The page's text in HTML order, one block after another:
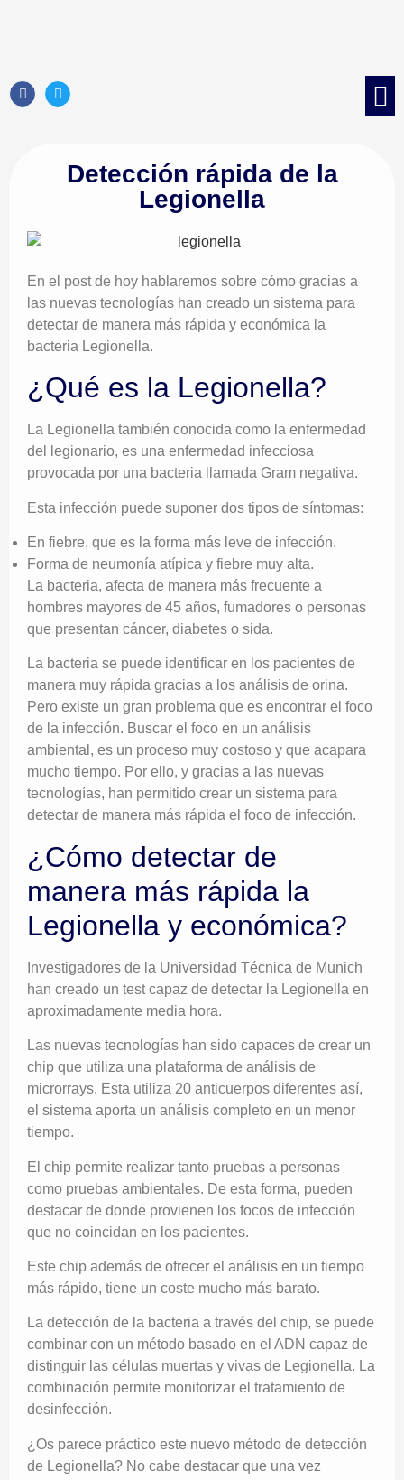
Detección rápida de la
Legionella
En el post de hoy hablaremos sobre cómo gracias a
las nuevas tecnologías han creado un sistema para
detectar de manera más rápida y económica la
bacteria Legionella.
¿Qué es la Legionella?
La Legionella también conocida como la enfermedad
del legionario, es una enfermedad infecciosa
provocada por una bacteria llamada Gram negativa.
Esta infección puede suponer dos tipos de síntomas:
En fiebre, que es la forma más leve de infección.
Forma de neumonía atípica y fiebre muy alta.
La bacteria, afecta de manera más frecuente a
hombres mayores de 45 años, fumadores o personas
que presentan cáncer, diabetes o sida.
La bacteria se puede identificar en los pacientes de
manera muy rápida gracias a los análisis de orina.
Pero existe un gran problema que es encontrar el foco
de la infección. Buscar el foco en un análisis
ambiental, es un proceso muy costoso y que acapara
mucho tiempo. Por ello, y gracias a las nuevas
tecnologías, han permitido crear un sistema para
detectar de manera más rápida el foco de infección.
¿Cómo detectar de
manera más rápida la
Legionella y económica?
Investigadores de la Universidad Técnica de Munich
han creado un test capaz de detectar la Legionella en
aproximadamente media hora.
Las nuevas tecnologías han sido capaces de crear un
chip que utiliza una plataforma de análisis de
microrrays. Esta utiliza 20 anticuerpos diferentes así,
el sistema aporta un análisis completo en un menor
tiempo.
El chip permite realizar tanto pruebas a personas
como pruebas ambientales. De esta forma, pueden
destacar de donde provienen los focos de infección
que no coincidan en los pacientes.
Este chip además de ofrecer el análisis en un tiempo
más rápido, tiene un coste mucho más barato.
La detección de la bacteria a través del chip, se puede
combinar con un método basado en el ADN capaz de
distinguir las células muertas y vivas de Legionella. La
combinación permite monitorizar el tratamiento de
desinfección.
¿Os parece práctico este nuevo método de detección
de Legionella? No cabe destacar que una vez